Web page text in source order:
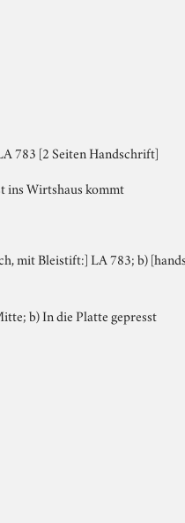
783 [2 Seiten Handschrift]
ins Wirtshaus kommt
mit Bleistift:] LA 783; b)
b) In die Platte gepresst